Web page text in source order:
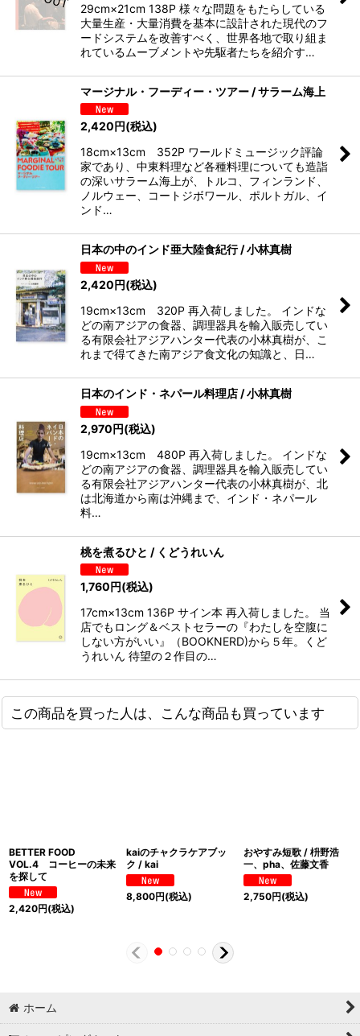
29cm×21cm 138P 様々な問題をもたらしている
大量生産・大量消費を基本に設計された現代のフ
ードシステムを改善すべく、世界各地で取り組ま
れているムーブメントや先駆者たちを紹介す…
マージナル・フーディー・ツアー / サラーム海上
2,420円(税込)
18cm×13cm 352P ワールドミュージック評論
家であり、中東料理など各種料理についても造詣
の深いサラーム海上が、トルコ、フィンランド、
ノルウェー、コートジボワール、ポルトガル、イ
ンド…
日本の中のインド亜大陸食紀行 / 小林真樹
2,420円(税込)
19cm×13cm 320P 再入荷しました。 インドな
どの南アジアの食器、調理器具を輸入販売してい
る有限会社アジアハンター代表の小林真樹が、こ
れまで得てきた南アジア食文化の知識と、日…
日本のインド・ネパール料理店 / 小林真樹
2,970円(税込)
19cm×13cm 480P 再入荷しました。 インドな
どの南アジアの食器、調理器具を輸入販売してい
る有限会社アジアハンター代表の小林真樹が、北
は北海道から南は沖縄まで、インド・ネパール
料…
桃を煮るひと / くどうれいん
1,760円(税込)
17cm×13cm 136P サイン本 再入荷しました。 当
店でもロング＆ベストセラーの『わたしを空腹に
しない方がいい』（BOOKNERD)から５年。くど
うれいん 待望の２作目の…
この商品を買った人は、こんな商品も買っています
BETTER FOOD
VOL.4 コーヒーの未来
を探して
2,420円(税込)
kaiのチャクラケアブッ
ク / kai
8,800円(税込)
おやすみ短歌 / 枡野浩
一、pha、佐藤文香
2,750円(税込)
ホーム